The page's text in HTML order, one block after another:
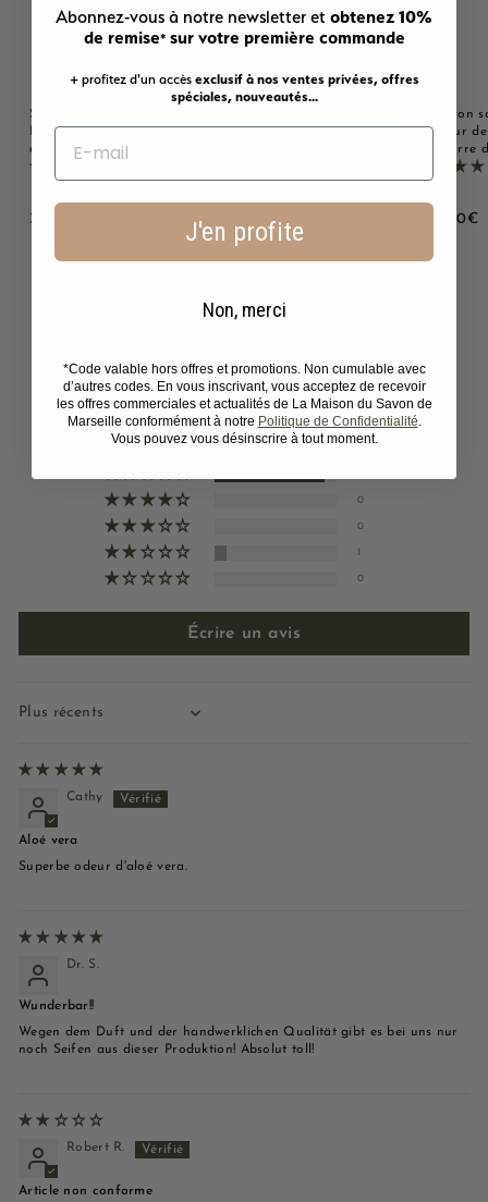
Savon solide parfumé au
Lait d'ânesse - Au beurre
de karité bio 125g
3,00€
0
Monoï - Au beurre de
3,00€3
0
€
Savon
Fleur
beurre
3,00€3
Avis Clients
4.70 sur 5
Basé sur 10 avis
0
0
0
Écrire un avis
Sort by
Cathy
Aloé vera
Superbe odeur d'aloé vera.
Dr. S.
Wunderbar!!
Wegen dem Duft und der handwerklichen Qualität gibt es bei uns nur
noch Seifen aus dieser Produktion! Absolut toll!
Robert R.
Article non conforme
Abonnez-vous à notre newsletter et obtenez 10%
de remise*sur votre première commande
+ profitez d'un accès exclusif à nos ventes privées, offres
spéciales, nouveautés...
J'en profite
Non, merci
*Code valable hors offres et promotions. Non cumulable avec
d’autres codes. En vous inscrivant, vous acceptez de recevoir
les offres commerciales et actualités de La Maison du Savon de
Marseille conformément à notre Politique de Confidentialité
Vous pouvez vous désinscrire à tout moment.